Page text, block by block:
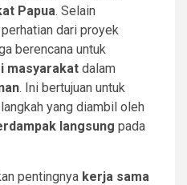
Papua. Selain
dari proyek
berencana untuk
masyarakat dalam
. Ini bertujuan untuk
yang diambil oleh
langsung pada
pentingnya kerja sama